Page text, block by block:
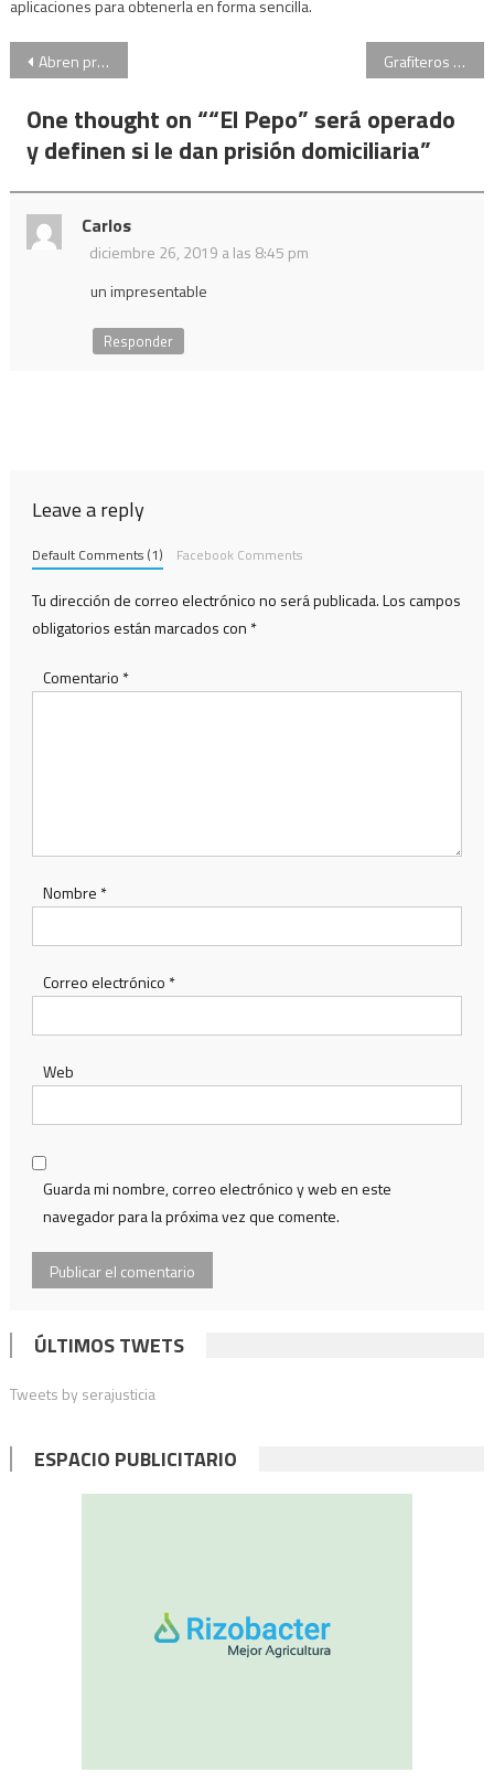
aplicaciones para obtenerla en forma sencilla.
Navegación
de
entradas
Abren proceso contra el presidente de Perú Vizcarra por presunta inducción al voto Grafiteros atacaron a empleados del subte: quedaron detenidos y declararán ante la Justicia
One thought on ““El Pepo” será operado
y definen si le dan prisión domiciliaria”
Carlos
diciembre 26, 2019 a las 8:45 pm
un impresentable
Responder
Leave a reply
Default Comments (1) Facebook Comments
Tu dirección de correo electrónico no será publicada.Los campos
obligatorios están marcados con *
Comentario *
Nombre *
Correo electrónico *
Web
Guarda mi nombre, correo electrónico y web en este
navegador para la próxima vez que comente.
ÚLTIMOS TWETS
Tweets by serajusticia
ESPACIO PUBLICITARIO